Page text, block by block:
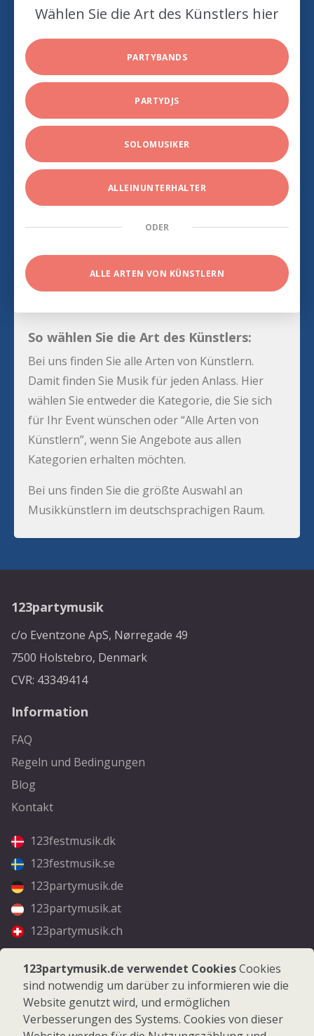
Wählen Sie die Art des Künstlers hier
PARTYBANDS
PARTYDJS
SOLOMUSIKER
ALLEINUNTERHALTER
ODER
ALLE ARTEN VON KÜNSTLERN
So wählen Sie die Art des Künstlers:
Bei uns finden Sie alle Arten von Künstlern.
Damit finden Sie Musik für jeden Anlass. Hier
wählen Sie entweder die Kategorie, die Sie sich
für Ihr Event wünschen oder “Alle Arten von
Künstlern”, wenn Sie Angebote aus allen
Kategorien erhalten möchten.
Bei uns finden Sie die größte Auswahl an
Musikkünstlern im deutschsprachigen Raum.
123partymusik
c/o Eventzone ApS, Nørregade 49
7500 Holstebro, Denmark
CVR: 43349414
Information
FAQ
Regeln und Bedingungen
Blog
Kontakt
123festmusik.dk
123festmusik.se
123partymusik.de
123partymusik.at
123partymusik.ch
Folgen Sie uns
Facebook
Instagram
123partymusik.de verwendet CookiesCookies
sind notwendig um darüber zu informieren wie die
Website genutzt wird, und ermöglichen
Verbesserungen des Systems. Cookies von dieser